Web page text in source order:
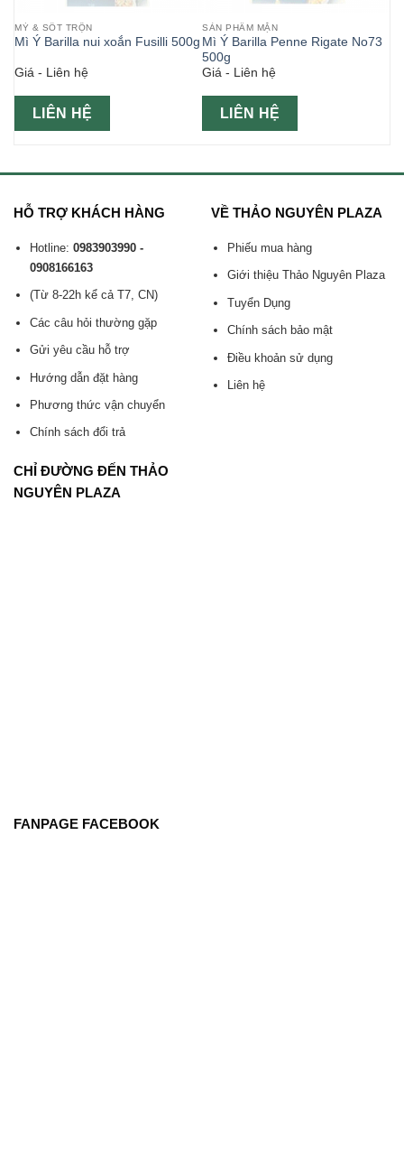
MỲ & SỐT TRỘN
Mì Ý Barilla nui xoắn Fusilli 500g
Giá - Liên hệ
LIÊN HỆ
SẢN PHẨM MẶN
Mì Ý Barilla Penne Rigate No73
500g
Giá - Liên hệ
LIÊN HỆ
HỖ TRỢ KHÁCH HÀNG
Hotline: 0983903990 -
0908166163
(Từ 8-22h kể cả T7, CN)
Các câu hỏi thường gặp
Gửi yêu cầu hỗ trợ
Hướng dẫn đặt hàng
Phương thức vận chuyển
Chính sách đổi trả
VỀ THẢO NGUYÊN PLAZA
Phiếu mua hàng
Giới thiệu Thảo Nguyên Plaza
Tuyển Dụng
Chính sách bảo mật
Điều khoản sử dụng
Liên hệ
CHỈ ĐƯỜNG ĐẾN THẢO
NGUYÊN PLAZA
FANPAGE FACEBOOK